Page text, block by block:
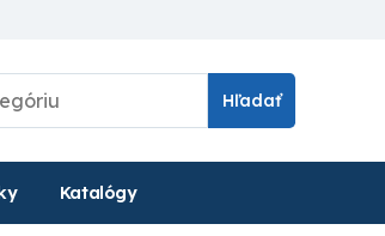
Hľadať
Katalógy